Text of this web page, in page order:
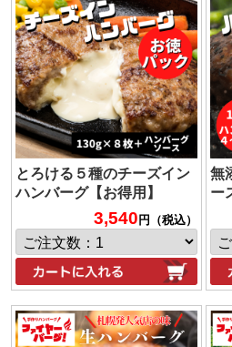
とろける５種のチーズイン
ハンバーグ【お得用】
3,540 円（税込）
無
ー